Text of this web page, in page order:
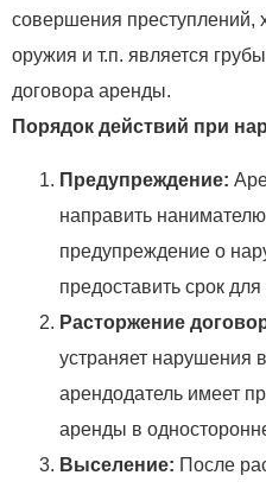
совершения преступлений,
оружия и т.п. является
договора аренды.
Порядок действий при
Предупреждение:
направить
предупреждение о
предоставить срок
Расторжение
устраняет нарушения
арендодатель имеет
аренды в
Выселение: После